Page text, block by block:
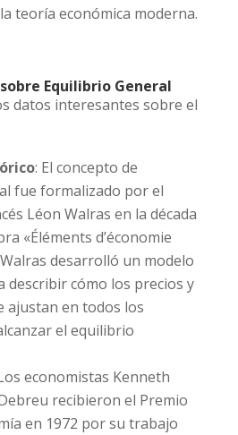
teoría económica moderna.
Equilibrio General
datos interesantes sobre el
: El concepto de
fue formalizado por el
Léon Walras en la década
«Éléments d’économie
desarrolló un modelo
describir cómo los precios y
ajustan en todos los
el equilibrio
economistas Kenneth
recibieron el Premio
en 1972 por su trabajo